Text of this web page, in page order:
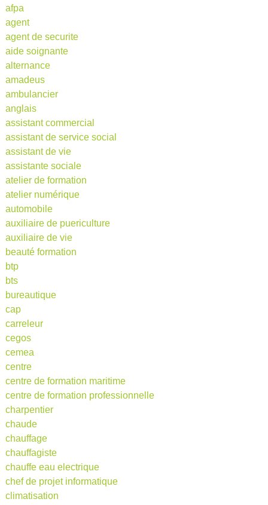
afpa
agent
agent de securite
aide soignante
alternance
amadeus
ambulancier
anglais
assistant commercial
assistant de service social
assistant de vie
assistante sociale
atelier de formation
atelier numérique
automobile
auxiliaire de puericulture
auxiliaire de vie
beauté formation
btp
bts
bureautique
cap
carreleur
cegos
cemea
centre
centre de formation maritime
centre de formation professionnelle
charpentier
chaude
chauffage
chauffagiste
chauffe eau electrique
chef de projet informatique
climatisation